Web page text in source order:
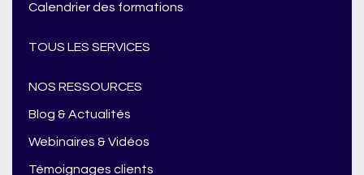
Calendrier des formations
TOUS LES SERVICES
NOS RESSOURCES
Blog & Actualités
Webinaires & Vidéos
Témoignages clients